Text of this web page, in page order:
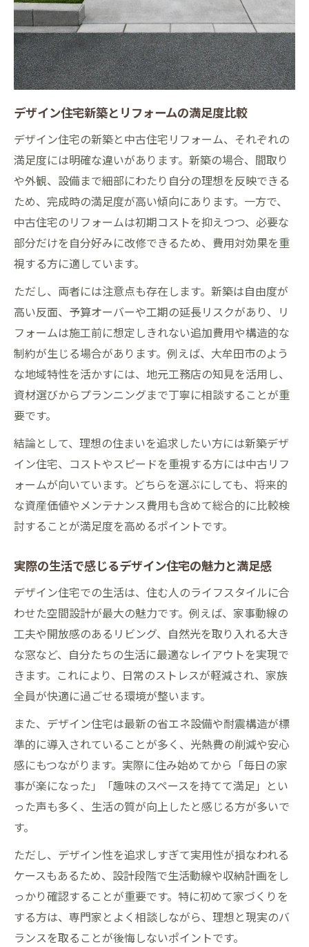
デザイン住宅新築とリフォームの満足度比較
デザイン住宅の新築と中古住宅リフォーム、それぞれの
満足度には明確な違いがあります。新築の場合、間取り
や外観、設備まで細部にわたり自分の理想を反映できる
ため、完成時の満足度が高い傾向にあります。一方で、
中古住宅のリフォームは初期コストを抑えつつ、必要な
部分だけを自分好みに改修できるため、費用対効果を重
視する方に適しています。
ただし、両者には注意点も存在します。新築は自由度が
高い反面、予算オーバーや工期の延長リスクがあり、リ
フォームは施工前に想定しきれない追加費用や構造的な
制約が生じる場合があります。例えば、大牟田市のよう
な地域特性を活かすには、地元工務店の知見を活用し、
資材選びからプランニングまで丁寧に相談することが重
要です。
結論として、理想の住まいを追求したい方には新築デザ
イン住宅、コストやスピードを重視する方には中古リフ
ォームが向いています。どちらを選ぶにしても、将来的
な資産価値やメンテナンス費用も含めて総合的に比較検
討することが満足度を高めるポイントです。
実際の生活で感じるデザイン住宅の魅力と満足感
デザイン住宅での生活は、住む人のライフスタイルに合
わせた空間設計が最大の魅力です。例えば、家事動線の
工夫や開放感のあるリビング、自然光を取り入れる大き
な窓など、自分たちの生活に最適なレイアウトを実現で
きます。これにより、日常のストレスが軽減され、家族
全員が快適に過ごせる環境が整います。
また、デザイン住宅は最新の省エネ設備や耐震構造が標
準的に導入されていることが多く、光熱費の削減や安心
感にもつながります。実際に住み始めてから「毎日の家
事が楽になった」「趣味のスペースを持てて満足」とい
った声も多く、生活の質が向上したと感じる方が多いで
す。
ただし、デザイン性を追求しすぎて実用性が損なわれる
ケースもあるため、設計段階で生活動線や収納計画をし
っかり確認することが重要です。特に初めて家づくりを
する方は、専門家とよく相談しながら、理想と現実のバ
ランスを取ることが後悔しないポイントです。